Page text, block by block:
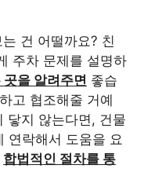
건 어떨까요? 친
주차 문제를 설명하
을 알려주면 좋습
고 협조해줄 거예
닿지 않는다면, 건물
연락해서 도움을 요
합법적인 절차를 통